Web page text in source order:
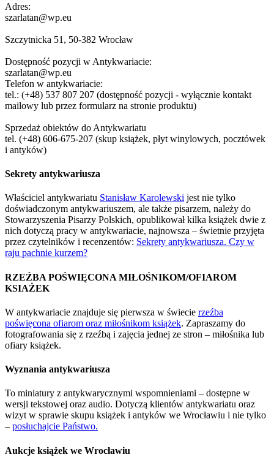
Adres:
szarlatan@wp.eu
Szczytnicka 51, 50-382 Wrocław
Dostępność pozycji w Antykwariacie:
szarlatan@wp.eu
Telefon w antykwariacie:
tel.: (+48) 537 807 207 (dostępność pozycji - wyłącznie kontakt
mailowy lub przez formularz na stronie produktu)
Sprzedaż obiektów do Antykwariatu
tel. (+48) 606-675-207 (skup książek, płyt winylowych, pocztówek
i antyków)
Sekrety antykwariusza
Właściciel antykwariatu Stanisław Karolewski jest nie tylko
doświadczonym antykwariuszem, ale także pisarzem, należy do
Stowarzyszenia Pisarzy Polskich, opublikował kilka książek dwie z
nich dotyczą pracy w antykwariacie, najnowsza – świetnie przyjęta
przez czytelników i recenzentów: Sekrety antykwariusza. Czy w
raju pachnie kurzem?
RZEŹBA POŚWIĘCONA MIŁOŚNIKOM/OFIAROM
KSIAŻEK
W antykwariacie znajduje się pierwsza w świecie rzeźba
poświęcona ofiarom oraz miłośnikom książek. Zapraszamy do
fotografowania się z rzeźbą i zajęcia jednej ze stron – miłośnika lub
ofiary książek.
Wyznania antykwariusza
To miniatury z antykwarycznymi wspomnieniami – dostępne w
wersji tekstowej oraz audio. Dotyczą klientów antykwariatu oraz
wizyt w sprawie skupu książek i antyków we Wrocławiu i nie tylko
– posłuchajcie Państwo.
Aukcje książek we Wrocławiu